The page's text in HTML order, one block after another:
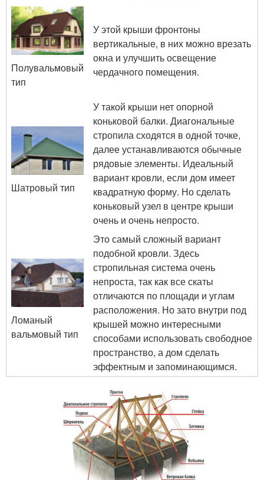
Полувальмовый
тип
У этой крыши фронтоны
вертикальные, в них можно врезать
окна и улучшить освещение
чердачного помещения.
Шатровый тип
У такой крыши нет опорной
коньковой балки. Диагональные
стропила сходятся в одной точке,
далее устанавливаются обычные
рядовые элементы. Идеальный
вариант кровли, если дом имеет
квадратную форму. Но сделать
коньковый узел в центре крыши
очень и очень непросто.
Ломаный
вальмовый тип
Это самый сложный вариант
подобной кровли. Здесь
стропильная система очень
непроста, так как все скаты
отличаются по площади и углам
расположения. Но зато внутри под
крышей можно интересными
способами использовать свободное
пространство, а дом сделать
эффектным и запоминающимся.